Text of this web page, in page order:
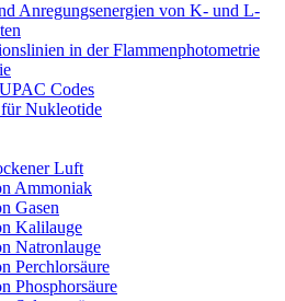
Anregungsenergien von K- und L-
in der Flammenphotometrie
Codes
Nukleotide
Luft
Ammoniak
Gasen
Kalilauge
Natronlauge
Perchlorsäure
Phosphorsäure